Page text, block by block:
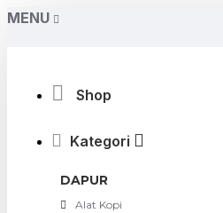
MENU
Shop
Kategori
DAPUR
Alat Kopi